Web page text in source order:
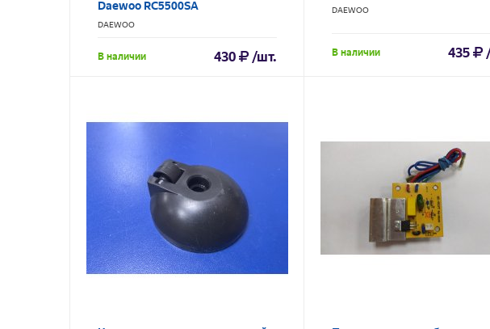
Daewoo RC5500SA
DAEWOO
В наличии 430 /шт.
DAEWOO
В наличии 435 /